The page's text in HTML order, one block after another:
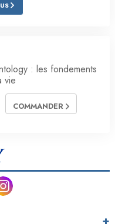
: les fondements
vie
COMMANDER